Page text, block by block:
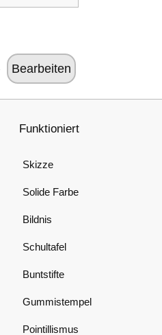
Funktioniert
Skizze
Solide Farbe
Bildnis
Schultafel
Buntstifte
Gummistempel
Pointillismus